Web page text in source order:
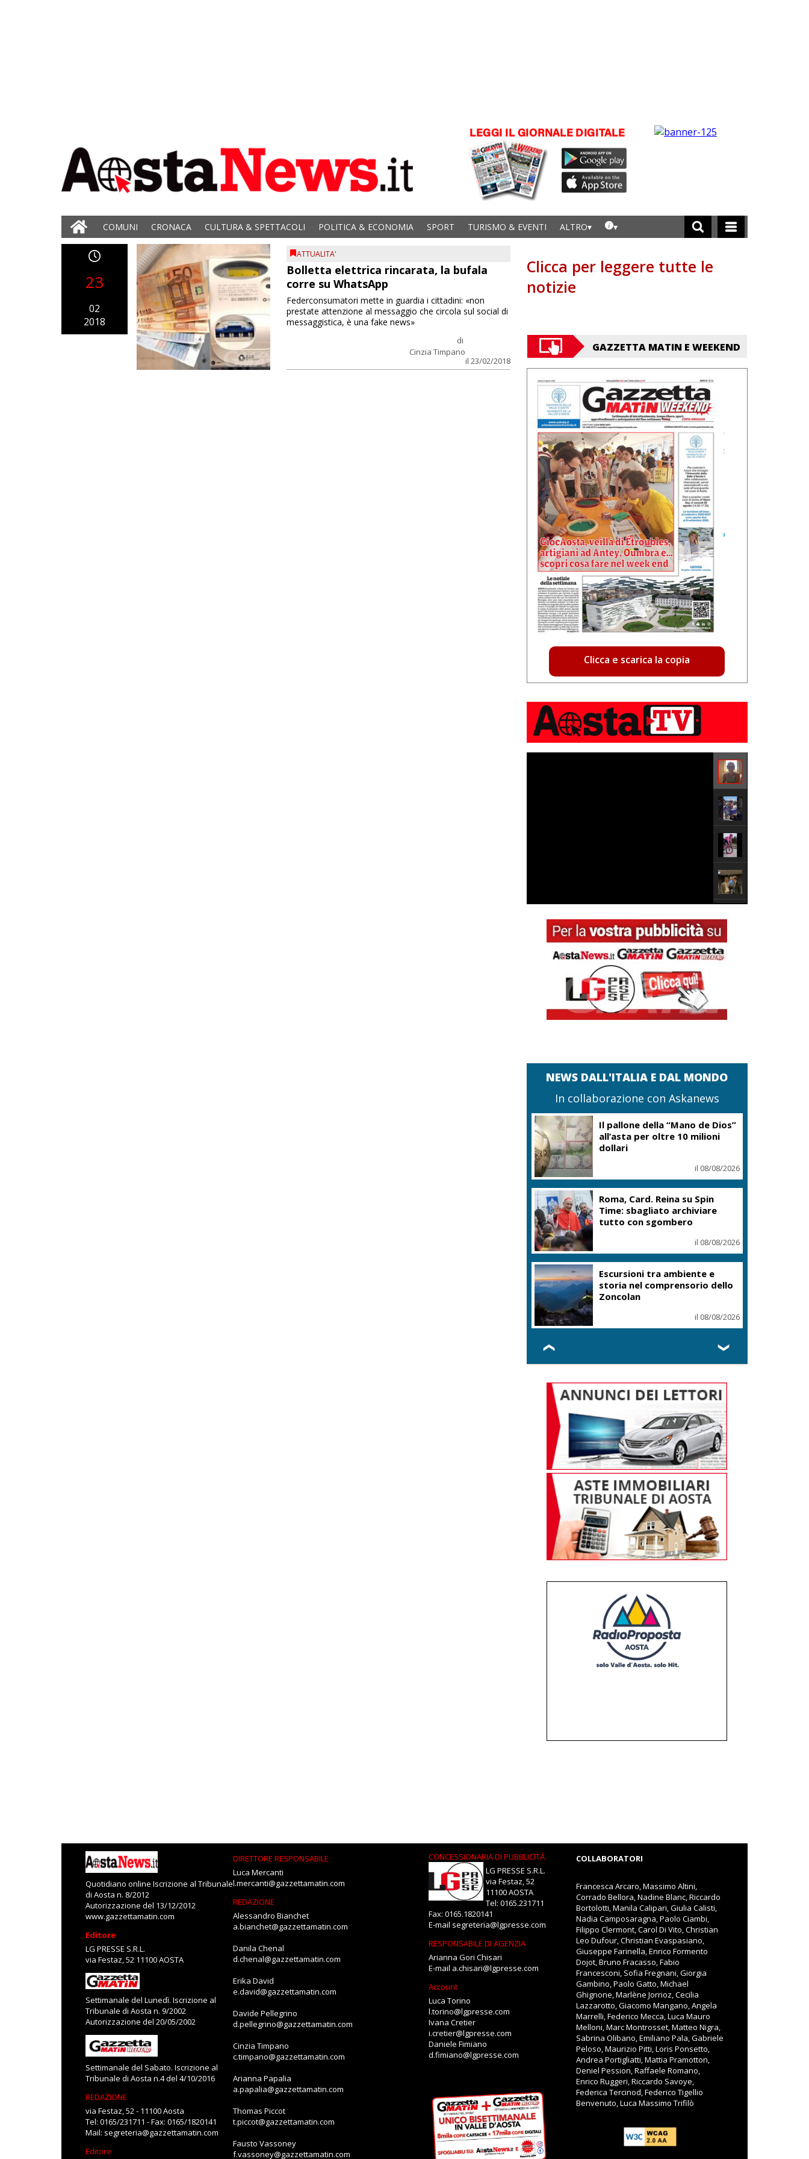
COMUNI CRONACA CULTURA & SPETTACOLI POLITICA & ECONOMIA SPORT TURISMO & EVENTI ALTRO
23
02
2018
ATTUALITA'
Bolletta elettrica rincarata, la bufala
corre su WhatsApp
di
Cinzia Timpano
il 23/02/2018
Federconsumatori mette in guardia i cittadini: «non
prestate attenzione al messaggio che circola sul social di
messaggistica, è una fake news»
Clicca per leggere tutte le
notizie
GAZZETTA MATIN E WEEKEND
Clicca e scarica la copia
NEWS DALL'ITALIA E DAL MONDO
In collaborazione con Askanews
Il pallone della “Mano de Dios”
all’asta per oltre 10 milioni
dollari
il 08/08/2026
Roma, Card. Reina su Spin
Time: sbagliato archiviare
tutto con sgombero
il 08/08/2026
Escursioni tra ambiente e
storia nel comprensorio dello
Zoncolan
il 08/08/2026
❮ ❯
Quotidiano online Iscrizione al Tribunale
di Aosta n. 8/2012
Autorizzazione del 13/12/2012
www.gazzettamatin.com
Editore
LG PRESSE S.R.L.
via Festaz, 52 11100 AOSTA
Settimanale del Lunedì. Iscrizione al
Tribunale di Aosta n. 9/2002
Autorizzazione del 20/05/2002
Settimanale del Sabato. Iscrizione al
Tribunale di Aosta n.4 del 4/10/2016
REDAZIONE
via Festaz, 52 - 11100 Aosta
Tel: 0165/231711 - Fax: 0165/1820141
Mail: segreteria@gazzettamatin.com
Editore
DIRETTORE RESPONSABILE
Luca Mercanti
l.mercanti@gazzettamatin.com
REDAZIONE
Alessandro Bianchet
a.bianchet@gazzettamatin.com
Danila Chenal
d.chenal@gazzettamatin.com
Erika David
e.david@gazzettamatin.com
Davide Pellegrino
d.pellegrino@gazzettamatin.com
Cinzia Timpano
c.timpano@gazzettamatin.com
Arianna Papalia
a.papalia@gazzettamatin.com
Thomas Piccot
t.piccot@gazzettamatin.com
Fausto Vassoney
f.vassoney@gazzettamatin.com
CONCESSIONARIA DI PUBBLICITÀ
LG PRESSE S.R.L.
via Festaz, 52
11100 AOSTA
Tel: 0165.231711
Fax: 0165.1820141
E-mail segreteria@lgpresse.com
RESPONSABILE DI AGENZIA
Arianna Gori Chisari
E-mail a.chisari@lgpresse.com
Account
Luca Torino
l.torino@lgpresse.com
Ivana Cretier
i.cretier@lgpresse.com
Daniele Fimiano
d.fimiano@lgpresse.com
COLLABORATORI
Francesca Arcaro, Massimo Altini,
Corrado Bellora, Nadine Blanc, Riccardo
Bortolotti, Manila Calipari, Giulia Calisti,
Nadia Camposaragna, Paolo Ciambi,
Filippo Clermont, Carol Di Vito, Christian
Leo Dufour, Christian Evaspasiano,
Giuseppe Farinella, Enrico Formento
Dojot, Bruno Fracasso, Fabio
Francesconi, Sofia Fregnani, Giorgia
Gambino, Paolo Gatto, Michael
Ghignone, Marlène Jorrioz, Cecilia
Lazzarotto, Giacomo Mangano, Angela
Marrelli, Federico Mecca, Luca Mauro
Melloni, Marc Montrosset, Matteo Nigra,
Sabrina Olibano, Emiliano Pala, Gabriele
Peloso, Maurizio Pitti, Loris Ponsetto,
Andrea Portigliatti, Mattia Pramotton,
Deniel Pession, Raffaele Romano,
Enrico Ruggeri, Riccardo Savoye,
Federica Tercinod, Federico Tigellio
Benvenuto, Luca Massimo Trifilò